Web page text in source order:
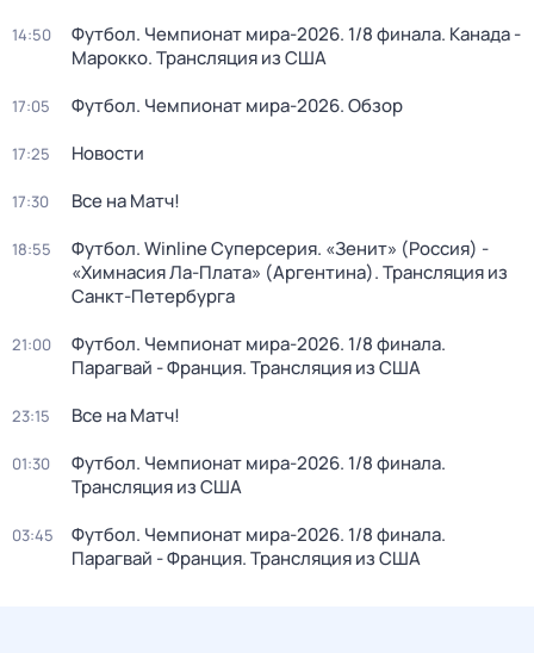
14:50
Футбол. Чемпионат мира-2026. 1/8 финала. Канада -
Марокко. Трансляция из США
17:05 Футбол. Чемпионат мира-2026. Обзор
17:25 Новости
17:30 Все на Матч!
18:55
Футбол. Winline Суперсерия. «Зенит» (Россия) -
«Химнасия Ла-Плата» (Аргентина). Трансляция из
Санкт-Петербурга
21:00
Футбол. Чемпионат мира-2026. 1/8 финала.
Парагвай - Франция. Трансляция из США
23:15 Все на Матч!
01:30
Футбол. Чемпионат мира-2026. 1/8 финала.
Трансляция из США
03:45
Футбол. Чемпионат мира-2026. 1/8 финала.
Парагвай - Франция. Трансляция из США